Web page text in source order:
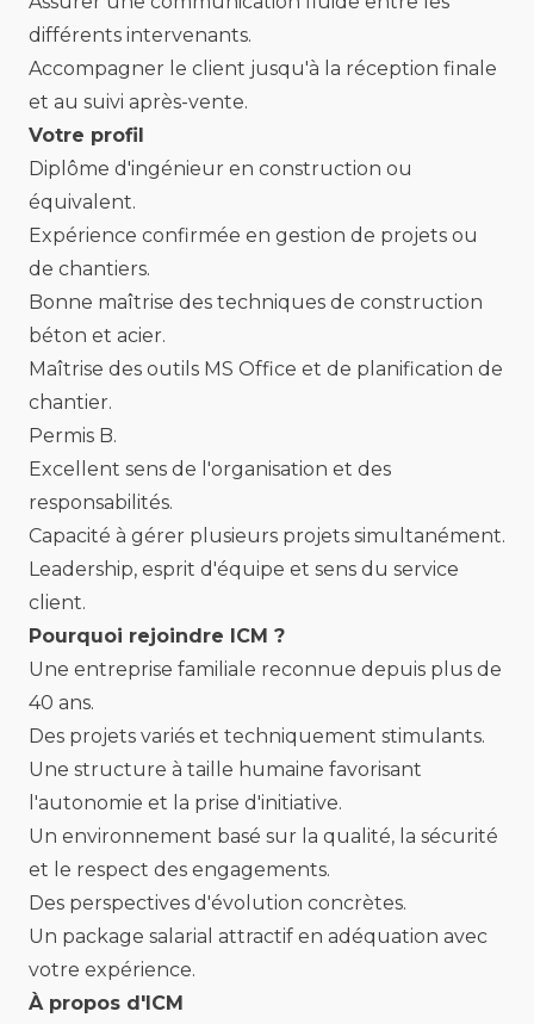
différents intervenants.
Accompagner le client jusqu'à la réception finale
et au suivi après-vente.
Votre profil
Diplôme d'ingénieur en construction ou
équivalent.
Expérience confirmée en gestion de projets ou
de chantiers.
Bonne maîtrise des techniques de construction
béton et acier.
Maîtrise des outils MS Office et de planification de
chantier.
Permis B.
Excellent sens de l'organisation et des
responsabilités.
Capacité à gérer plusieurs projets simultanément.
Leadership, esprit d'équipe et sens du service
client.
Pourquoi rejoindre ICM ?
Une entreprise familiale reconnue depuis plus de
40 ans.
Des projets variés et techniquement stimulants.
Une structure à taille humaine favorisant
l'autonomie et la prise d'initiative.
Un environnement basé sur la qualité, la sécurité
et le respect des engagements.
Des perspectives d'évolution concrètes.
Un package salarial attractif en adéquation avec
votre expérience.
À propos d'ICM